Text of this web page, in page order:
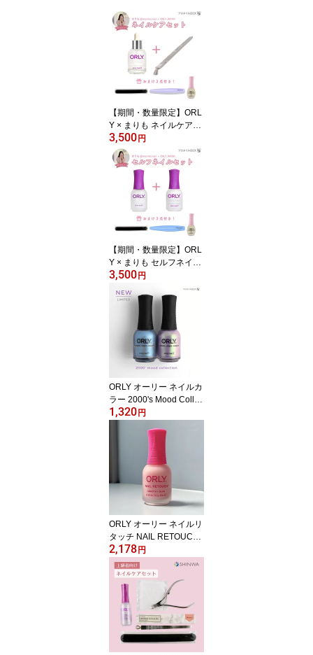
【期間・数量限定】ORL
Y × まりも ネイルケアセ
ット キューティーク18m
L プッシャー＆リムーバ
ー おまけ3点付き 甘皮ケ
3,500円
【期間・数量限定】ORL
Y × まりも セルフネイル
セット ワンナイトスタン
ド18mL セカンドライ18
mL おまけ3点付き
3,500円
ORLY オーリー ネイルカ
ラー 2000's Mood Collec
tion 11mL 全2色 ｜ マニ
パール オーロラ 限定 セ
ルフネイル ORLY JAPAN
1,320円
ORLY オーリー ネイルリ
タッチ NAIL RETOUCH
18ml ｜ ネイルケア トリ
ートメント マット仕上げ
爪補正 凹凸カバー ナチ
ュラルネイル セルフネイ
ルにおすすめ ORLY JAP
AN 直営店
2,178円